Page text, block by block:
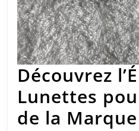
Découvrez
Lunettes
de la